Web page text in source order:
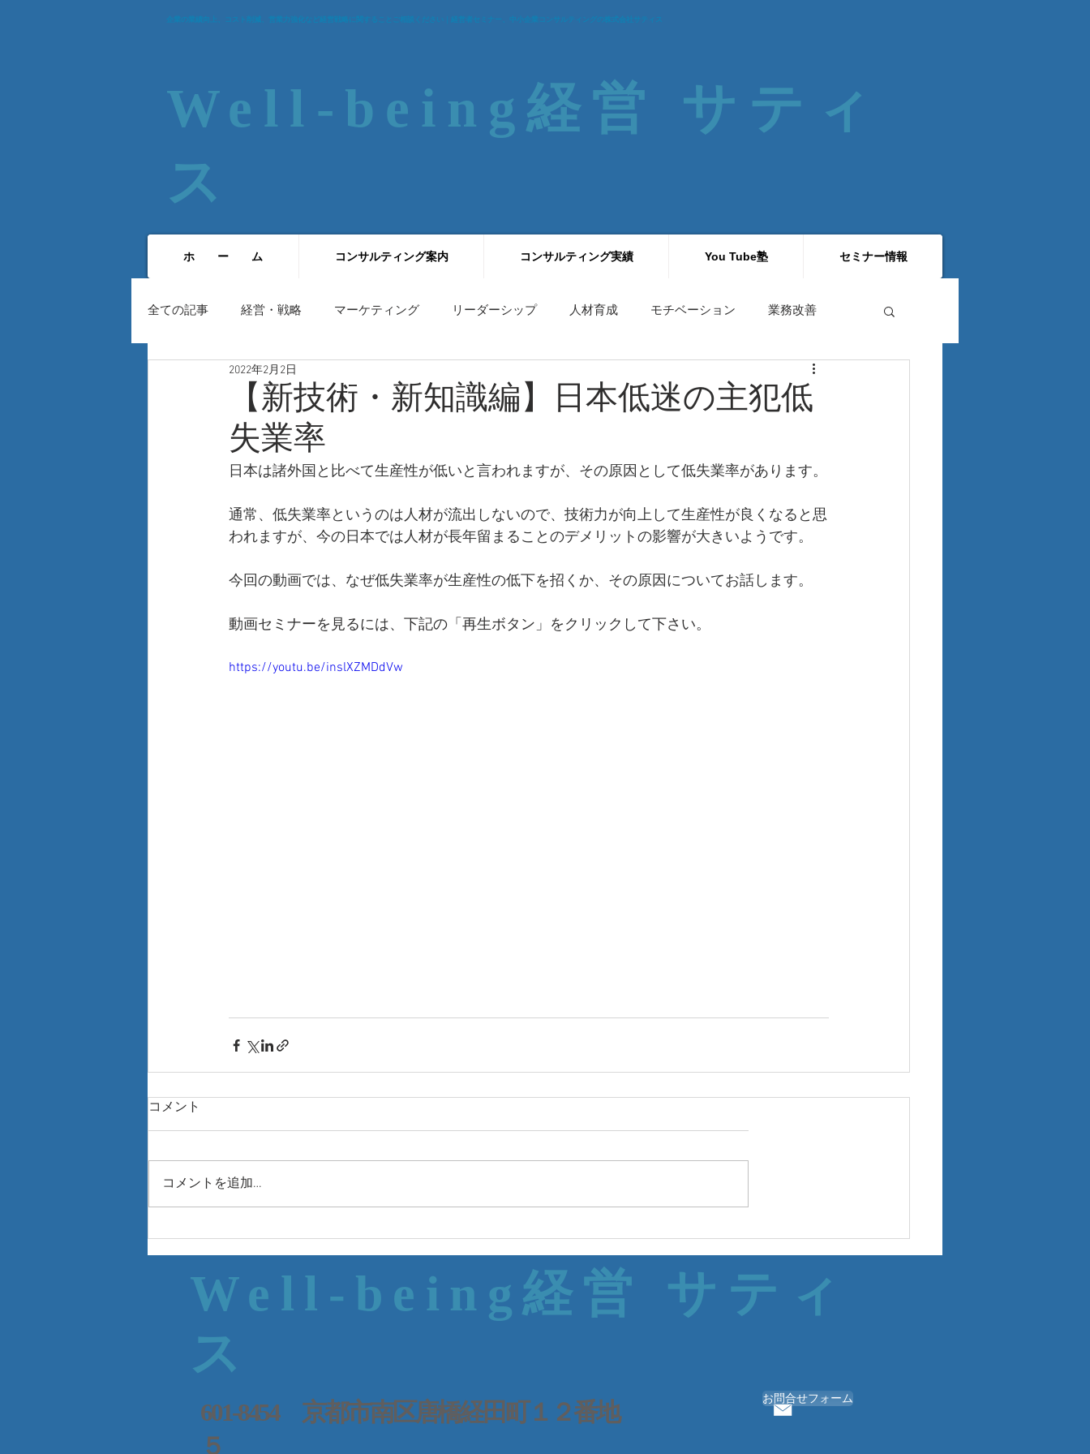
企業の業績向上、コスト削減、営業力強化など経営戦略に関することご相談ください｜経営者セミナー、中小企業コンサルティングの株式会社サティス
Well-being経営 サティ
ス​
ホ ー ム コンサルティング案内 コンサルティング実績 You Tube塾 セミナー情報
全ての記事 経営・戦略 マーケティング リーダーシップ 人材育成 モチベーション 業務改善
自己啓発
【新技術・新知識編】日本低迷の主犯低
失業率
2022年2月2日
日本は諸外国と比べて生産性が低いと言われますが、その原因として低失業率があります。
通常、低失業率というのは人材が流出しないので、技術力が向上して生産性が良くなると思
われますが、今の日本では人材が長年留まることのデメリットの影響が大きいようです。
今回の動画では、なぜ低失業率が生産性の低下を招くか、その原因についてお話します。
動画セミナーを見るには、下記の「再生ボタン」をクリックして下さい。
https://youtu.be/inslXZMDdVw
コメント
コメントを追加…
Well-being経営 サティ
ス
601-8454 京都市南区唐橋経田町１２番地
５
お問合せフォーム